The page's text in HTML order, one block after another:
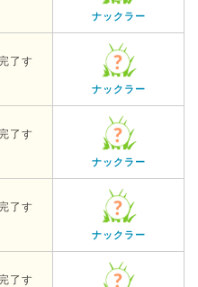
ナックラー
了す
ナックラー
了す
ナックラー
了す
ナックラー
了す